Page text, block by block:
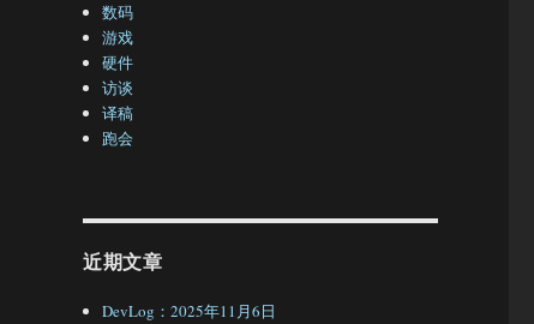
数码
游戏
硬件
访谈
译稿
跑会
近期文章
DevLog：2025年11月6日